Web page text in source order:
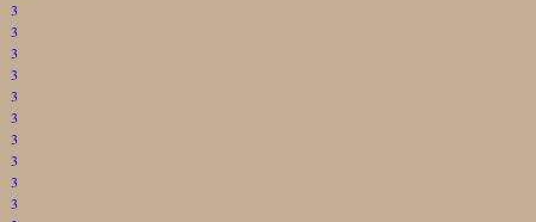
3
3
3
3
3
3
3
3
3
3